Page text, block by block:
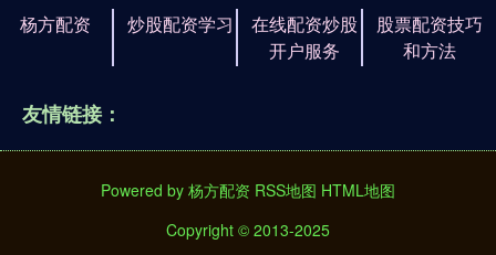
杨方配资 炒股配资学习
在线配资炒股
开户服务
股票配资技巧
和方法
友情链接：
Powered by 杨方配资 RSS地图 HTML地图
Copyright © 2013-2025